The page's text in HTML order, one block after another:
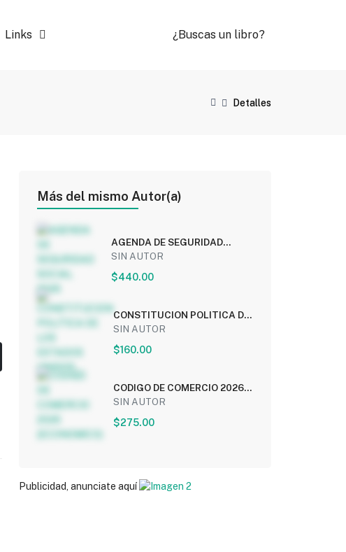
Links ¿Buscas un libro?
Detalles
Más del mismo Autor(a)
AGENDA DE SEGURIDAD
SOCIAL 2026
SIN AUTOR
$440.00
CONSTITUCION POLITICA DE
LOS ESTADOS UNIDOS...
SIN AUTOR
$160.00
CODIGO DE COMERCIO 2026
(ECONOMICO)
SIN AUTOR
$275.00
Publicidad, anunciate aquí